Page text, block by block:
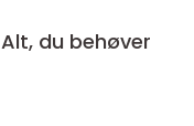
du behøver